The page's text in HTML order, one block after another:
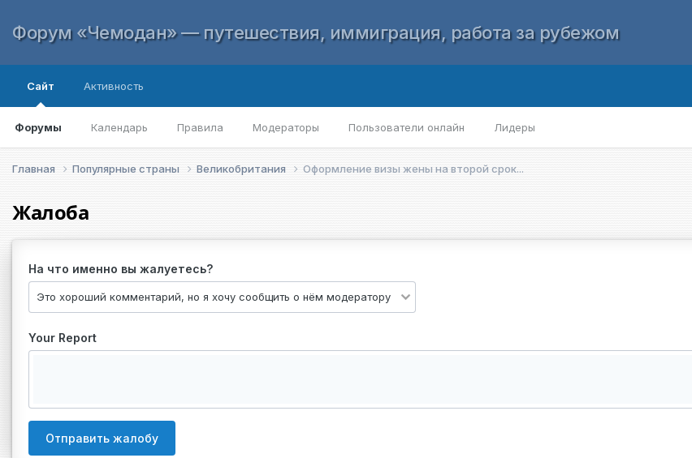
Форум «Чемодан» — путешествия, иммиграция, работа за рубежом
Сайт
Форумы Календарь Правила Модераторы Пользователи онлайн Лидеры
Активность
Главная Популярные страны Великобритания Оформление визы жены на второй срок...
Жалоба
На что именно вы жалуетесь?
Your Report
Отправить жалобу